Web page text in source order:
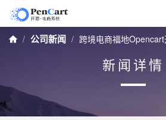
新闻详情
 公司新闻 跨境电商福地